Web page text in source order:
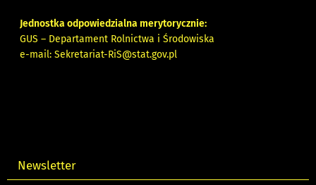
Jednostka odpowiedzialna merytorycznie:
GUS – Departament Rolnictwa i Środowiska
e-mail:Sekretariat-RiS@stat.gov.pl
Newsletter